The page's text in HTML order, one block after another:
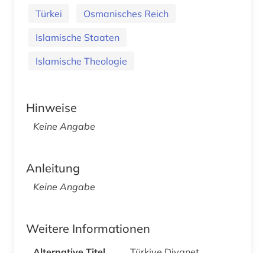
Türkei
Osmanisches Reich
Islamische Staaten
Islamische Theologie
Hinweise
Keine Angabe
Anleitung
Keine Angabe
Weitere Informationen